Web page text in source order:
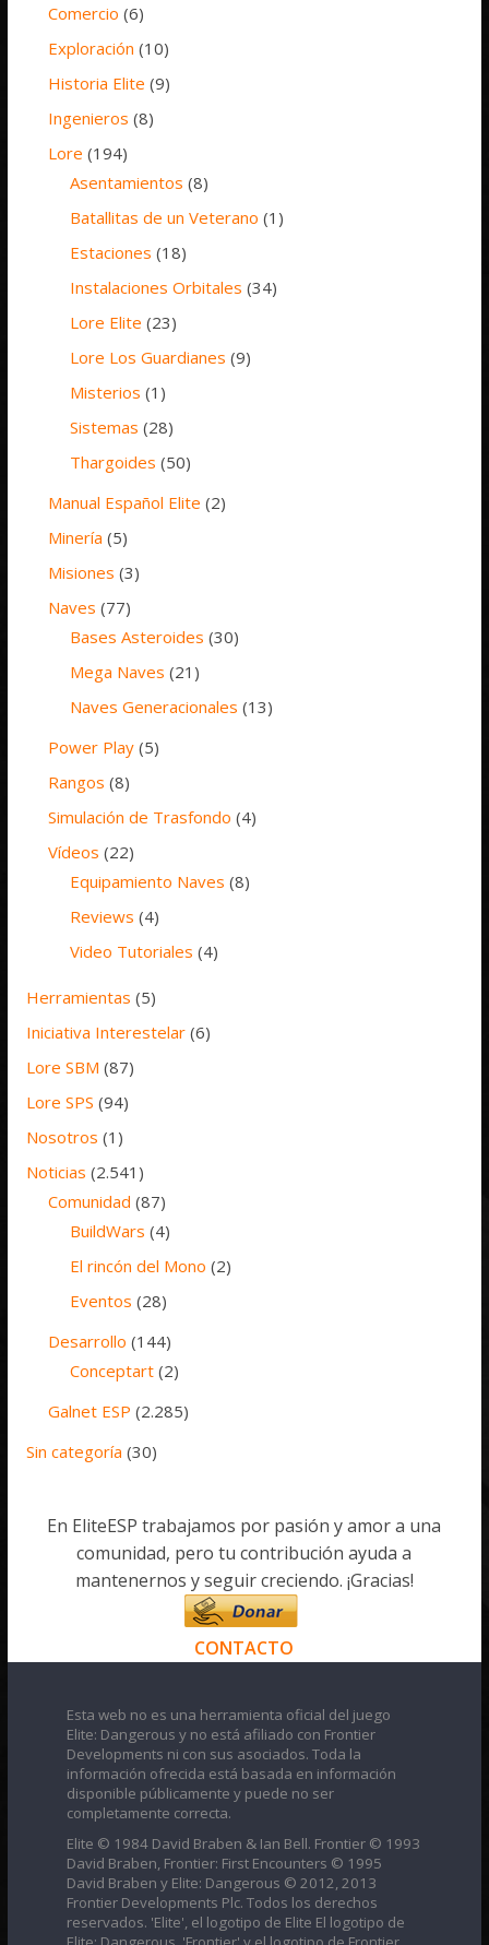
Comercio (6)
Exploración (10)
Historia Elite (9)
Ingenieros (8)
Lore (194)
Asentamientos (8)
Batallitas de un Veterano (1)
Estaciones (18)
Instalaciones Orbitales (34)
Lore Elite (23)
Lore Los Guardianes (9)
Misterios (1)
Sistemas (28)
Thargoides (50)
Manual Español Elite (2)
Minería (5)
Misiones (3)
Naves (77)
Bases Asteroides (30)
Mega Naves (21)
Naves Generacionales (13)
Power Play (5)
Rangos (8)
Simulación de Trasfondo (4)
Vídeos (22)
Equipamiento Naves (8)
Reviews (4)
Video Tutoriales (4)
Herramientas (5)
Iniciativa Interestelar (6)
Lore SBM (87)
Lore SPS (94)
Nosotros (1)
Noticias (2.541)
Comunidad (87)
BuildWars (4)
El rincón del Mono (2)
Eventos (28)
Desarrollo (144)
Conceptart (2)
Galnet ESP (2.285)
Sin categoría (30)
En EliteESP trabajamos por pasión y amor a una
comunidad, pero tu contribución ayuda a
mantenernos y seguir creciendo. ¡Gracias!
CONTACTO
Esta web no es una herramienta oficial del juego
Elite: Dangerous y no está afiliado con Frontier
Developments ni con sus asociados. Toda la
información ofrecida está basada en información
disponible públicamente y puede no ser
completamente correcta.
Elite © 1984 David Braben & Ian Bell. Frontier © 1993
David Braben, Frontier: First Encounters © 1995
David Braben y Elite: Dangerous © 2012, 2013
Frontier Developments Plc. Todos los derechos
reservados. 'Elite', el logotipo de Elite El logotipo de